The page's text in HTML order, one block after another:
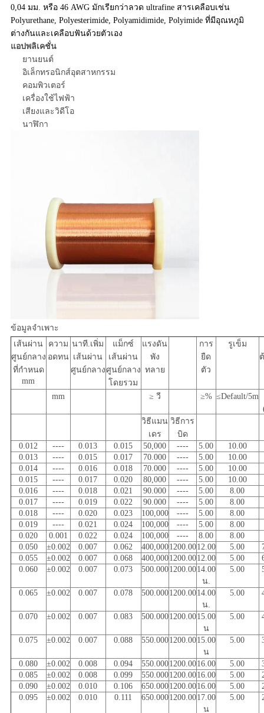
0,04 มม. หรือ 46 AWG มักเรียกว่าลวด ultrafine สารเคลือบเช่น
Polyurethane, Polyesterimide, Polyamidimide, Polyimide ที่มีอุณหภูมิ
ต่างกันและเคลือบฟันด้วยตัวเอง
แอปพลิเคชั่น
ยานยนต์
อิเล็กทรอนิกส์อุตสาหกรรม
คอมพิวเตอร์
เครื่องใช้ไฟฟ้า
เสียงและวิดีโอ
นาฬิกา
ข้อมูลจำเพาะ
เส้นผ่าน
ศูนย์กลาง
ที่กำหนด
mm
ความ
อดทน
นาที.เพิ่ม
เส้นผ่าน
ศูนย์กลาง
แม็กซ์
เส้นผ่าน
ศูนย์กลาง
โดยรวม
แรงดัน
พัง
ทลาย
การ
ยืด
ตัว
รูเข็ม
mm ≥ วี ≥% ≤Default/5m
วิธีแมน
เดร
วิธีการ
บิด
0.012
---- 0.013 0.015 50,000 ---- 5.00 10.00
0.013
---- 0.015 0.017 70.000 ---- 5.00 10.00
0.014
---- 0.016 0.018 70.000 ---- 5.00 10.00
0.015
---- 0.017 0.020 80,000 ---- 5.00
10.00
0.016
---- 0.018 0.021 90.000 ---- 5.00
8.00
0.017
---- 0.019 0.022 90.000 ---- 5.00
8.00
0.018
---- 0.020 0.023 100,000 ---- 5.00
8.00
0.019
---- 0.021 0.024 100,000 ---- 5.00
8.00
0.020
0.001 0.022 0.024 100,000 ---- 8.00
8.00
0.050
±0.002 0.007 0.062 400,0001200.0012.00 5.00
0.055
±0.002 0.007 0.068 400,0001200.0012.00 5.00
0.060
±0.002 0.007 0.073 500.0001200.0014.00
น.
5.00
0.065 ±0.002 0.007 0.078 500.0001200.0014.00
น.
5.00
0.070 ±0.002 0.007 0.083 500.0001200.0015.00
น
5.00
0.075 ±0.002 0.007 0.088 550.0001200.0015.00
น
5.00
0.080 ±0.002 0.008 0.094 550.0001200.0016.00 5.00
0.085
±0.002 0.008 0.099 550.0001200.0016.00 5.00
0.090
±0.002 0.010 0.106 650.0001200.0016.00 5.00
0.095
±0.002 0.010 0.111 650.0001200.0017.00
น
5.00